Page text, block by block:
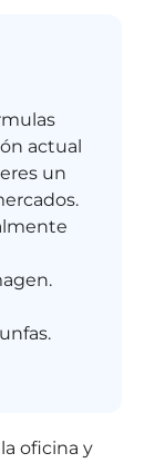
actual
un
oficina y